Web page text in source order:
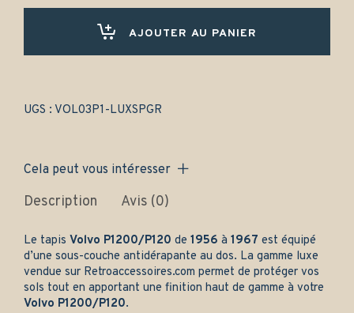
Gamme
AJOUTER AU PANIER
UGS : VOL03P1-LUXSPGR
Cela peut vous intéresser
Description Avis (0)
Le tapis Volvo P1200/P120 de 1956 à 1967 est équipé
d’une sous-couche antidérapante au dos. La gamme luxe
vendue sur Retroaccessoires.com permet de protéger vos
sols tout en apportant une finition haut de gamme à votre
Volvo P1200/P120.